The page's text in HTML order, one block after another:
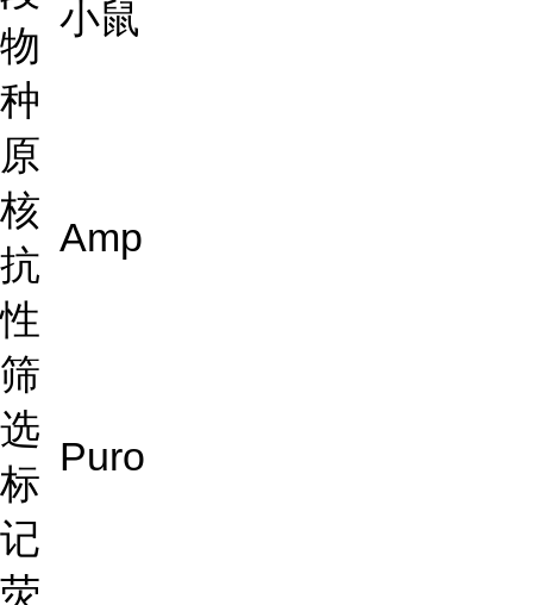
物
种
小鼠
原
核
抗
性
Amp
筛
选
标
记
Puro
荧